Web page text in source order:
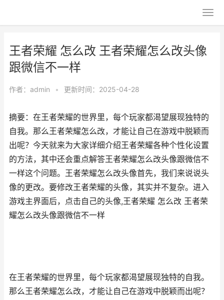
王者荣耀 怎么改 王者荣耀怎么改头像
跟微信不一样
作者： admin • 更新时间：2025-04-28
摘要：在王者荣耀的世界里，每个玩家都渴望展现独特的
自我。那么王者荣耀怎么改，才能让自己在游戏中脱颖而
出呢？今天就来为大家详细介绍王者荣耀各种个性化设置
的方法，其中还会重点解答王者荣耀怎么改头像跟微信不
一样这个问题。王者荣耀怎么改头像首先，我们来说说头
像的更改。要修改王者荣耀的头像，其实并不复杂。进入
游戏主界面后，点击自己的头像,王者荣耀 怎么改 王者荣
耀怎么改头像跟微信不一样
在王者荣耀的世界里，每个玩家都渴望展现独特的自我。
那么王者荣耀怎么改，才能让自己在游戏中脱颖而出呢？